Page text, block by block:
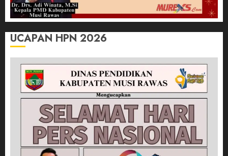
UCAPAN HPN 2026